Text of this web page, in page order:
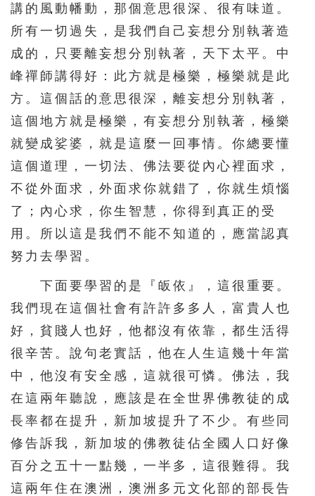
講的風動幡動，那個意思很深、很有味道。
所有一切過失，是我們自己妄想分別執著造
成的，只要離妄想分別執著，天下太平。中
峰禪師講得好：此方就是極樂，極樂就是此
方。這個話的意思很深，離妄想分別執著，
這個地方就是極樂，有妄想分別執著，極樂
就變成娑婆，就是這麼一回事情。你總要懂
這個道理，一切法、佛法要從內心裡面求，
不從外面求，外面求你就錯了，你就生煩惱
了；內心求，你生智慧，你得到真正的受
用。所以這是我們不能不知道的，應當認真
努力去學習。
下面要學習的是『皈依』，這很重要。
我們現在這個社會有許許多多人，富貴人也
好，貧賤人也好，他都沒有依靠，都生活得
很辛苦。說句老實話，他在人生這幾十年當
中，他沒有安全感，這就很可憐。佛法，我
在這兩年聽說，應該是在全世界佛教徒的成
長率都在提升，新加坡提升了不少。有些同
修告訴我，新加坡的佛教徒佔全國人口好像
百分之五十一點幾，一半多，這很難得。我
這兩年住在澳洲，澳洲多元文化部的部長告